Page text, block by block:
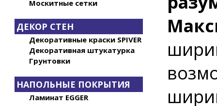
Москитные сетки
ДЕКОР СТЕН
Декоративные краски SPIVER
Декоративная штукатурка
Грунтовки
НАПОЛЬНЫЕ ПОКРЫТИЯ
Ламинат EGGER